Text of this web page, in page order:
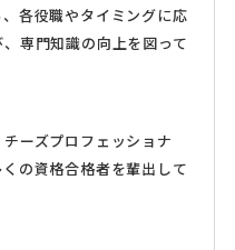
各役職やタイミングに応
専門知識の向上を図って
ーズプロフェッショナ
の資格合格者を輩出して